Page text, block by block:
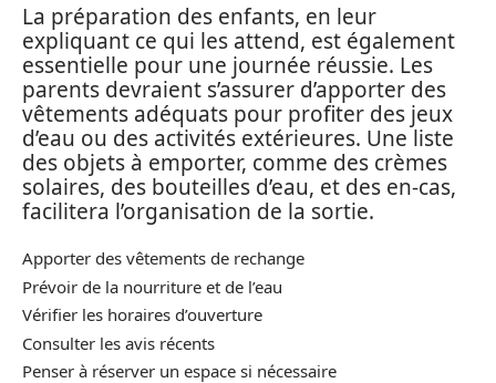
La préparation des enfants, en leur
expliquant ce qui les attend, est également
essentielle pour une journée réussie. Les
parents devraient s’assurer d’apporter des
vêtements adéquats pour profiter des jeux
d’eau ou des activités extérieures. Une liste
des objets à emporter, comme des crèmes
solaires, des bouteilles d’eau, et des en-cas,
facilitera l’organisation de la sortie.
Apporter des vêtements de rechange
Prévoir de la nourriture et de l’eau
Vérifier les horaires d’ouverture
Consulter les avis récents
Penser à réserver un espace si nécessaire